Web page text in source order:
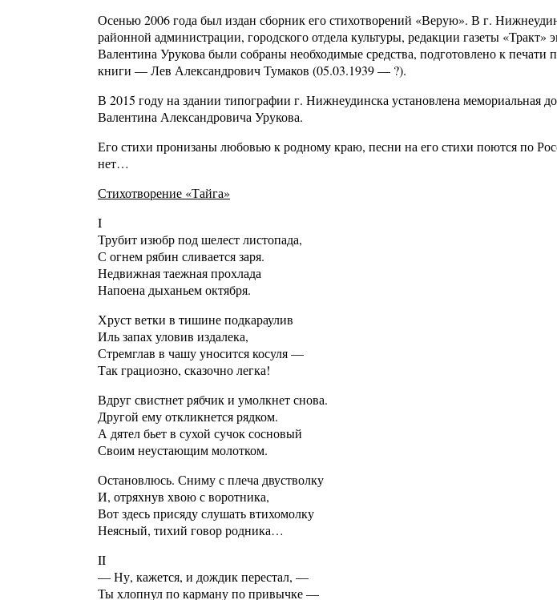
Осенью 2006 года был издан сборник его стихотворений «Верую». В г.
районной администрации, городского отдела культуры, редакции газеты «Тракт»
Валентина Урукова были собраны необходимые средства, подготовлено к печати
книги — Лев Александрович Тумаков (05.03.1939 — ?).
В 2015 году на здании типографии г. Нижнеудинска установлена мемориальная
Валентина Александровича Урукова.
Его стихи пронизаны любовью к родному краю, песни на его стихи поются по
нет…
Стихотворение «Тайга»
I
Трубит изюбр под шелест листопада,
С огнем рябин сливается заря.
Недвижная таежная прохлада
Напоена дыханьем октября.
Хруст ветки в тишине подкараулив
Иль запах уловив издалека,
Стремглав в чашу уносится косуля —
Так грациозно, сказочно легка!
Вдруг свистнет рябчик и умолкнет снова.
Другой ему откликнется рядком.
А дятел бьет в сухой сучок сосновый
Своим неустающим молотком.
Остановлюсь. Сниму с плеча двустволку
И, отряхнув хвою с воротника,
Вот здесь присяду слушать втихомолку
Неясный, тихий говор родника…
II
— Ну, кажется, и дождик перестал, —
Ты хлопнул по карману по привычке —